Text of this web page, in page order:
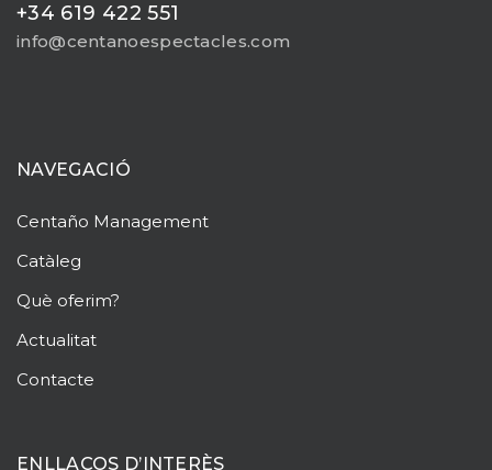
+34 619 422 551
info@centanoespectacles.com
NAVEGACIÓ
Centaño Management
Catàleg
Què oferim?
Actualitat
Contacte
ENLLAÇOS D’INTERÈS